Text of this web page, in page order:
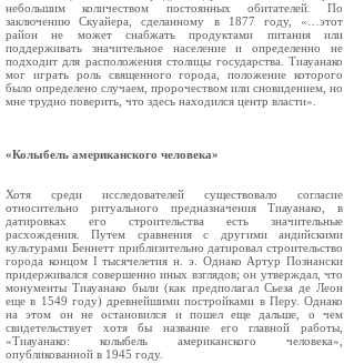
небольшим количеством постоянных обитателей. По
заключению Скуайера, сделанному в 1877 году, «…этот
район не может снабжать продуктами питания или
поддерживать значительное население и определенно не
подходит для расположения столицы государства. Тиауанако
мог играть роль священного города, положение которого
было определено случаем, пророчеством или сновидением, но
мне трудно поверить, что здесь находился центр власти».
«Колыбель американского человека»
Хотя среди исследователей существовало согласие
относительно ритуального предназначения Тиауанако, в
датировках его строительства есть значительные
расхождения. Путем сравнения с другими андийскими
культурами Беннетт приблизительно датировал строительство
города концом I тысячелетия н. э. Однако Артур Познански
придерживался совершенно иных взглядов; он утверждал, что
монументы Тиауанако были (как предполагал Сьеза де Леон
еще в 1549 году) древнейшими постройками в Перу. Однако
на этом он не остановился и пошел еще дальше, о чем
свидетельствует хотя бы название его главной работы,
«Тиауанако: колыбель американского человека»,
опубликованной в 1945 году.